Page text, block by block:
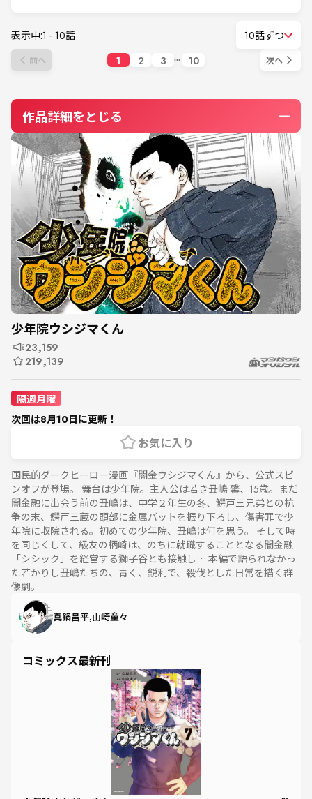
表示中:1 - 10話 10話ずつ
前へ 1 2 3 10 次へ
作品詳細をとじる
少年院ウシジマくん
23,159
219,139
隔週月曜
次回は8月10日に更新！
お気に入り
国民的ダークヒーロー漫画『闇金ウシジマくん』から、公式スピ
ンオフが登場。 舞台は少年院。主人公は若き丑嶋 馨、15歳。まだ
闇金融に出会う前の丑嶋は、中学２年生の冬、鰐戸三兄弟との抗
争の末、鰐戸三蔵の頭部に金属バットを振り下ろし、傷害罪で少
年院に収院される。初めての少年院、丑嶋は何を思う。 そして時
を同じくして、級友の柄崎は、のちに就職することとなる闇金融
「シシック」を経営する獅子谷とも接触し… 本編で語られなかっ
た若かりし丑嶋たちの、青く、鋭利で、殺伐とした日常を描く群
像劇。
真鍋昌平,山崎童々
コミックス最新刊